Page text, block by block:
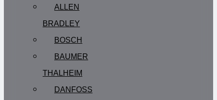
ALLEN
BRADLEY
BOSCH
BAUMER
THALHEIM
DANFOSS